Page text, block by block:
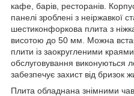
кафе, барів, ресторанів.
панелі зроблені з неіржавкої
шестиконфоркова плита з
висотою до 50 мм. Можна
плити із заокругленими
обслуговування виконуються
забезпечує захист від бризок
Плита обладнана знімними